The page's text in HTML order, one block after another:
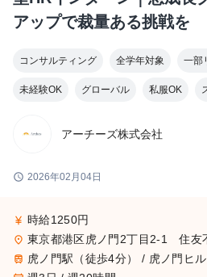
アップで裁量ある挑戦を
コンサルティング 全学年対象 一部
未経験OK グローバル 私服OK
アーチーズ株式会社
schedule 2026年02月04日
currency_yen 時給1250円
place 東京都港区虎ノ門2丁目2-1 住友
train 虎ノ門駅（徒歩4分） / 虎ノ門ヒル